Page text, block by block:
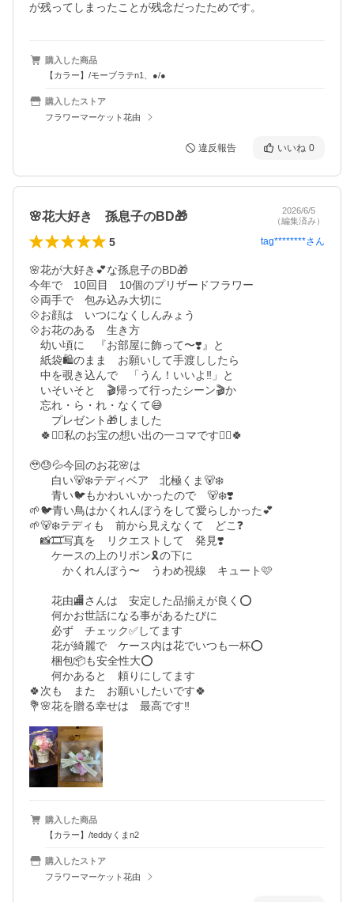
が残ってしまったことが残念だったためです。
購入した商品
【カラー】/モーブラテn1、●/●
購入したストア
フラワーマーケット花由
違反報告 いいね 0
🌸花大好き 孫息子のBD🎁
2026/6/5
（編集済み）
5 tag********さん
🌸花が大好き💕な孫息子のBD🎁
今年で　10回目　10個のプリザードフラワー
💠両手で　包み込み大切に
💠お顔は　いつになくしんみょう
💠お花のある　生き方
幼い頃に　『お部屋に飾って〜❣️』と
紙袋🛍️のまま　お願いして手渡ししたら
中を覗き込んで　「うん！いいよ‼️」と
いそいそと　🎬帰って行ったシーン🎬か
忘れ・ら・れ・なくて😅
プレゼント🎁しました
🍀🏴‍☠️私のお宝の想い出の一コマです🏴‍☠️🍀
🥹😓💦今回のお花🌸は
白い🐻‍❄️テディベア　北極くま🐻‍❄️
青い🐦もかわいいかったので　🐻‍❄️❣️
🌱🐦青い鳥はかくれんぼうをして愛らしかった💕
🌱🐻‍❄️テディも　前から見えなくて　どこ❓
📸🎞️写真を　リクエストして　発見❣️
ケースの上のリボン🎗️の下に
かくれんぼう〜　うわめ視線　キュート🩷
花由🏬さんは　安定した品揃えが良く⭕️
何かお世話になる事があるたびに
必ず　チェック✅してます
花が綺麗で　ケース内は花でいつも一杯⭕️
梱包📦も安全性大⭕️
何かあると　頼りにしてます
🍀次も　また　お願いしたいです🍀
💐🌸花を贈る幸せは　最高です‼️
購入した商品
【カラー】/teddyくまn2
購入したストア
フラワーマーケット花由